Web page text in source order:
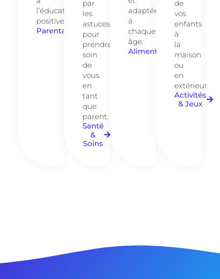
l’éducation
positive.
Parentalité
par
les
astuces
pour
prendre
soin
de
vous
en
tant
que
parent.
Santé
&
Soins
adaptée
à
chaque
âge.
Alimentation
de
vos
enfants
à
la
maison
ou
en
extérieur.
Activités
& Jeux